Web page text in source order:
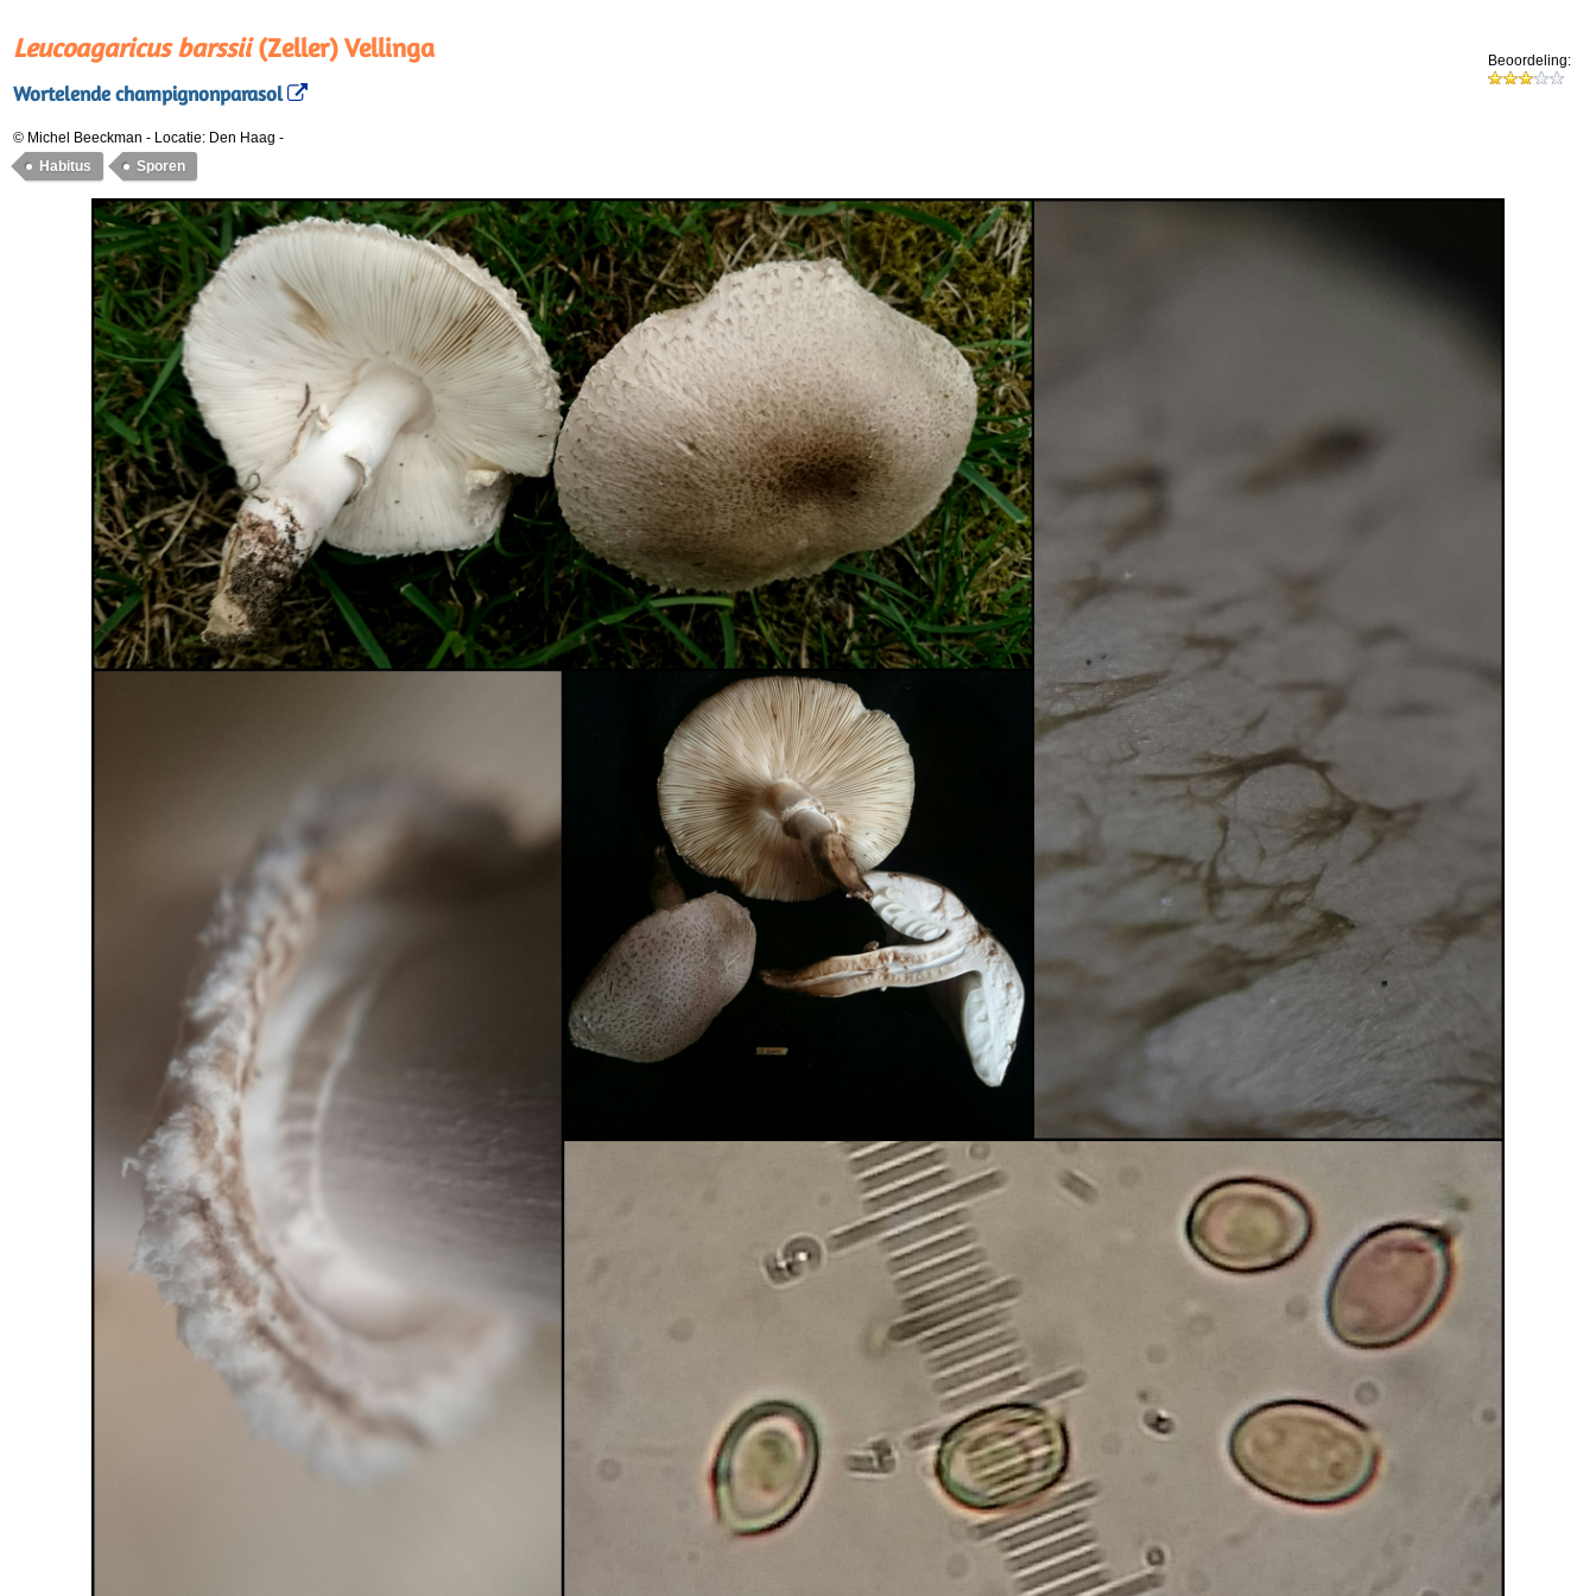
Leucoagaricus barssii(Zeller) Vellinga
Wortelende champignonparasol
Beoordeling:
© Michel Beeckman - Locatie: Den Haag -
Habitus
Sporen